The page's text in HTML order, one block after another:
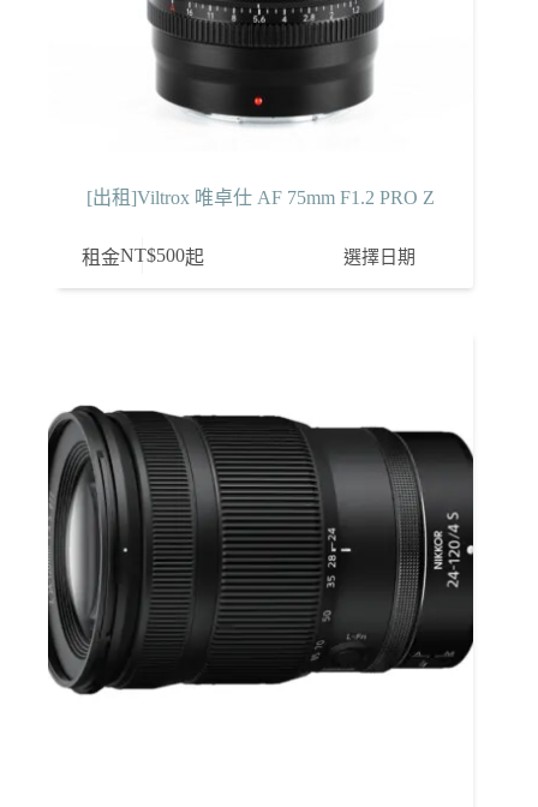
[出租]Viltrox 唯卓仕 AF 75mm F1.2 PRO Z
租金NT$500起 選擇日期